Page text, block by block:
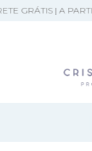
| A PARTIR DE